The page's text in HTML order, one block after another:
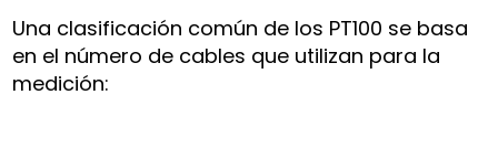
Una clasificación común de los PT100 se basa
en el número de cables que utilizan para la
medición: